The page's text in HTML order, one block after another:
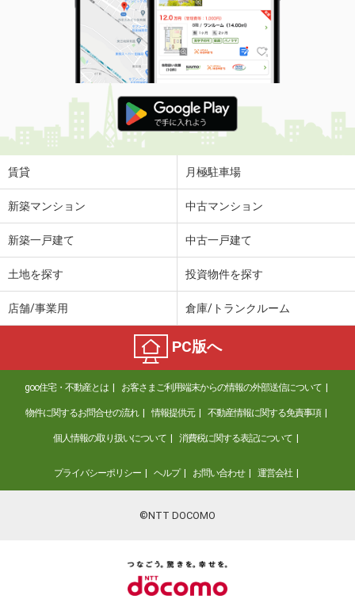
賃貸 月極駐車場
新築マンション 中古マンション
新築一戸建て 中古一戸建て
土地を探す 投資物件を探す
店舗/事業用 倉庫/トランクルーム
PC版へ
goo住宅・不動産とは お客さまご利用端末からの情報の外部送信について
物件に関するお問合せの流れ 情報提供元 不動産情報に関する免責事項
個人情報の取り扱いについて 消費税に関する表記について
プライバシーポリシー ヘルプ お問い合わせ 運営会社
©NTT DOCOMO